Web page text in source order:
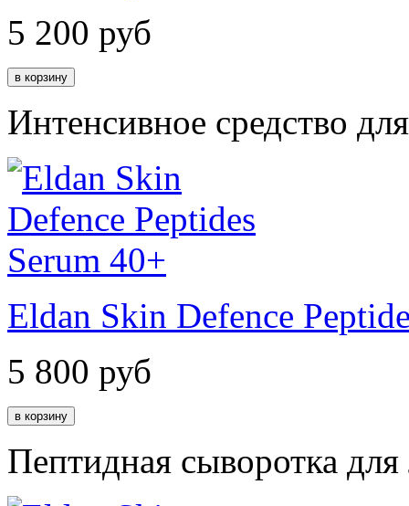
5 200 руб
Интенсивное средство
Eldan Skin Defence
5 800 руб
Пептидная сыворотка